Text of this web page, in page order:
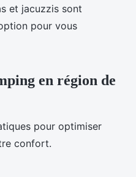
et jacuzzis sont
pour vous
en région de
pour optimiser
confort.